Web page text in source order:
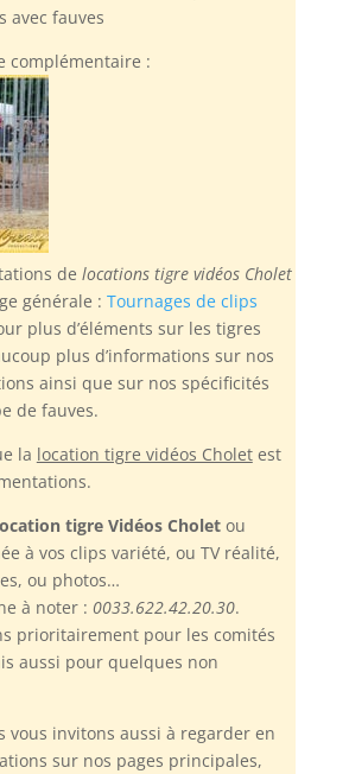
avec fauves
complémentaire :
de locations tigre vidéos Cholet
générale : Tournages de clips
plus d’éléments sur les tigres
plus d’informations sur nos
ainsi que sur nos spécificités
de fauves.
la location tigre vidéos Choletest
tigre Vidéos Choletou
à vos clips variété, ou TV réalité,
ou photos…
à noter : 0033.622.42.20.30.
prioritairement pour les comités
aussi pour quelques non
vous invitons aussi à regarder en
sur nos pages principales,